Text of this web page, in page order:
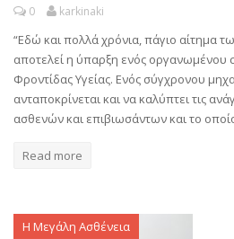
0 karkinaki
“Εδώ και πολλά χρόνια, πάγιο αίτημα
αποτελεί η ύπαρξη ενός οργανωμένου
Φροντίδας Υγείας. Ενός σύγχρονου
ανταποκρίνεται και να καλύπτει τις
ασθενών και επιβιωσάντων και το
Read more
Η Μεγάλη Ασθένεια